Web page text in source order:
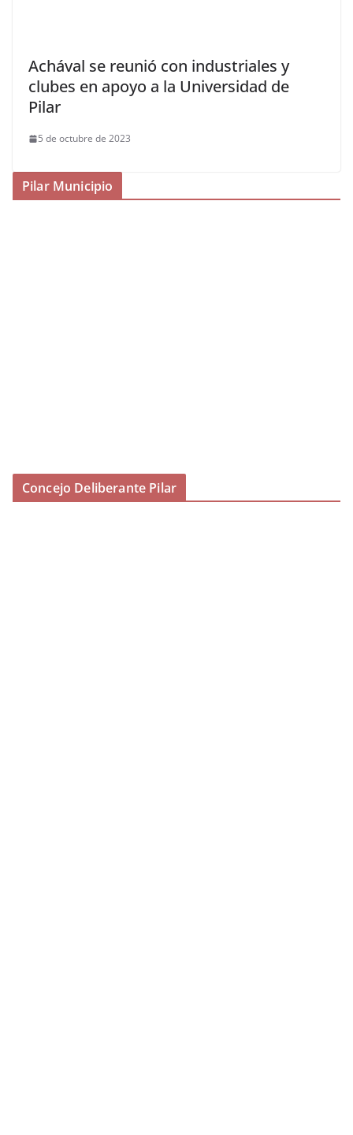
Achával se reunió con industriales y
clubes en apoyo a la Universidad de
Pilar
5 de octubre de 2023
Pilar Municipio
Concejo Deliberante Pilar